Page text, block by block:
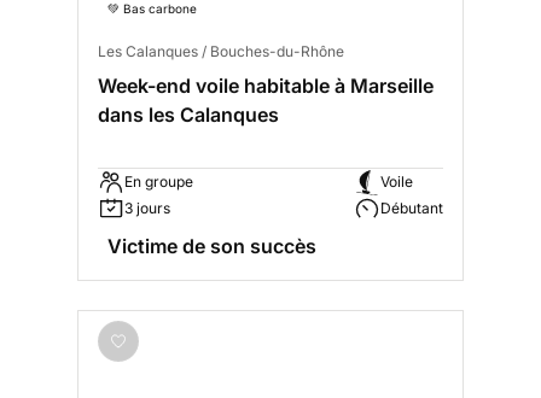
💚 Bas carbone
Les Calanques / Bouches-du-Rhône
Week-end voile habitable à Marseille
dans les Calanques
En groupe
3 jours
Voile
Débutant
Victime de son succès